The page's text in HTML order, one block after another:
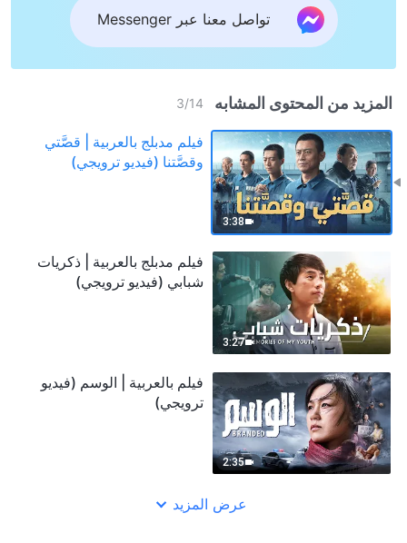
تواصل معنا عبر Messenger
المزيد من المحتوى المشابه 3/14
3:38
فيلم مدبلج بالعربية | قصَّتي
وقصَّتنا (فيديو ترويجي)
3:27
فيلم مدبلج بالعربية | ذكريات
شبابي (فيديو ترويجي)
2:35
فيلم بالعربية | الوسم (فيديو
ترويجي)
عرض المزيد